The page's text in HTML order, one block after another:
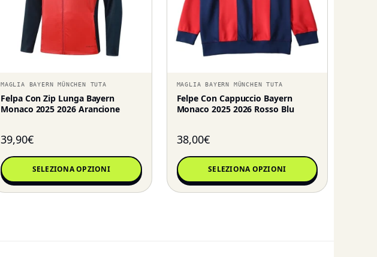
MAGLIA BAYERN MÜNCHEN TUTA
Felpa Con Zip Lunga Bayern
Monaco 2025 2026 Arancione
39,90€
SELEZIONA OPZIONI
MAGLIA BAYERN MÜNCHEN TUTA
Felpe Con Cappuccio Bayern
Monaco 2025 2026 Rosso Blu
38,00€
SELEZIONA OPZIONI